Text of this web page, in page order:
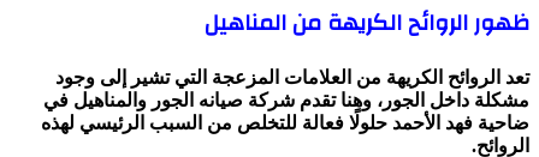
ظهور الروائح الكريهة من المناهيل
تعد الروائح الكريهة من العلامات المزعجة التي تشير إلى وجود
مشكلة داخل الجور، وهنا تقدم شركة صيانه الجور والمناهيل في
ضاحية فهد الأحمد حلولًا فعالة للتخلص من السبب الرئيسي لهذه
الروائح.